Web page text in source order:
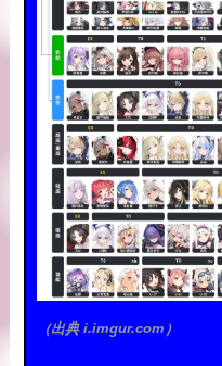
（出典 i.imgur.com）